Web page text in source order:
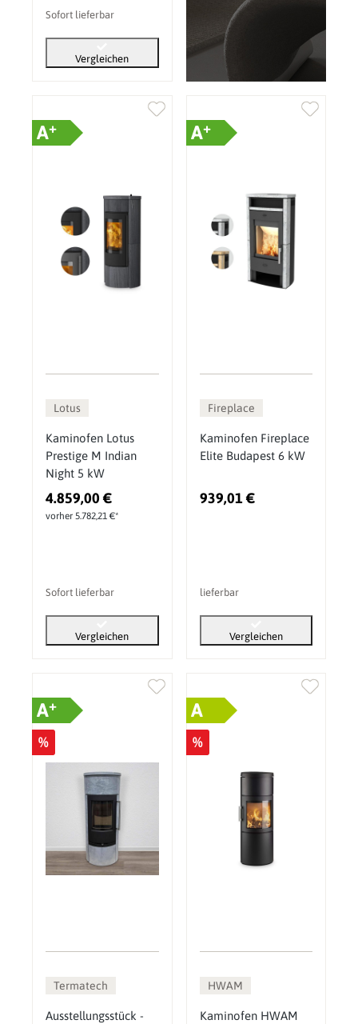
Sofort lieferbar
Vergleichen
A+
Lotus
Kaminofen Lotus
Prestige M Indian
Night 5 kW
4.859,00 €
vorher 5.782,21 €*
Sofort lieferbar
Vergleichen
A+
Fireplace
Kaminofen Fireplace
Elite Budapest 6 kW
939,01 €
lieferbar
Vergleichen
A+
%
Termatech
Ausstellungsstück -
A
%
HWAM
Kaminofen HWAM